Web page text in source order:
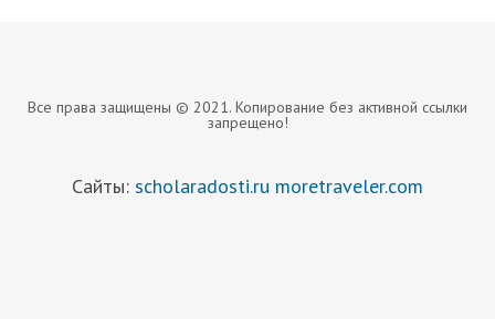
Все права защищены © 2021. Копирование без активной ссылки
запрещено!
Сайты: scholaradosti.ru moretraveler.com